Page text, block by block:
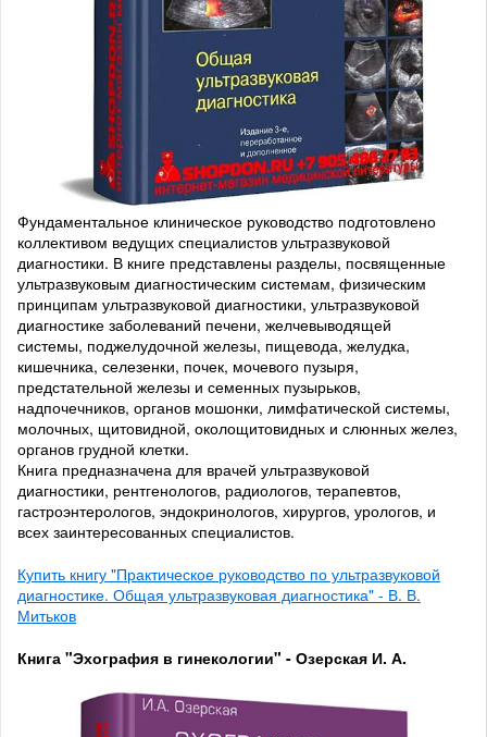
Фундаментальное клиническое руководство подготовлено
коллективом ведущих специалистов ультразвуковой
диагностики. В книге представлены разделы, посвященные
ультразвуковым диагностическим системам, физическим
принципам ультразвуковой диагностики, ультразвуковой
диагностике заболеваний печени, желчевыводящей
системы, поджелудочной железы, пищевода, желудка,
кишечника, селезенки, почек, мочевого пузыря,
предстательной железы и семенных пузырьков,
надпочечников, органов мошонки, лимфатической системы,
молочных, щитовидной, околощитовидных и слюнных желез,
органов грудной клетки.
Книга предназначена для врачей ультразвуковой
диагностики, рентгенологов, радиологов, терапевтов,
гастроэнтерологов, эндокринологов, хирургов, урологов, и
всех заинтересованных специалистов.
Купить книгу "Практическое руководство по ультразвуковой
диагностике. Общая ультразвуковая диагностика" - В. В.
Митьков
Книга "Эхография в гинекологии" - Озерская И. А.